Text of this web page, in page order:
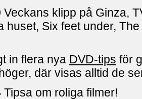
Veckans klipp på Ginza,
huset, Six feet under,
in flera nya DVD-tips för
där visas alltid de
Tipsa om roliga filmer!